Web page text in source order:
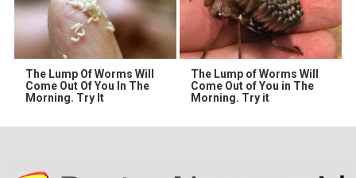
The Lump Of Worms Will
Come Out Of You In The
Morning. Try It
The Lump of Worms Will
Come Out of You in The
Morning. Try it